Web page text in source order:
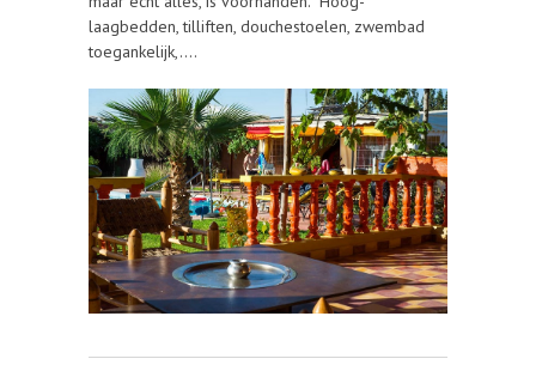
laagbedden, tilliften, douchestoelen, zwembad
toegankelijk,....